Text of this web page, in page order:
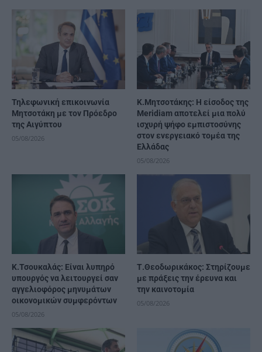
Τηλεφωνική επικοινωνία
Μητσοτάκη με τον Πρόεδρο
της Αιγύπτου
05/08/2026
K.Μητσοτάκης: Η είσοδος της
Meridiam αποτελεί μια πολύ
ισχυρή ψήφο εμπιστοσύνης
στον ενεργειακό τομέα της
Ελλάδας
05/08/2026
Κ.Τσουκαλάς: Είναι λυπηρό
υπουργός να λειτουργεί σαν
αγγελιοφόρος μηνυμάτων
οικονομικών συμφερόντων
05/08/2026
Τ.Θεοδωρικάκος: Στηρίζουμε
με πράξεις την έρευνα και
την καινοτομία
05/08/2026